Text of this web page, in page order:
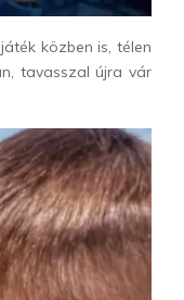
közben is, télen
tavasszal újra vár